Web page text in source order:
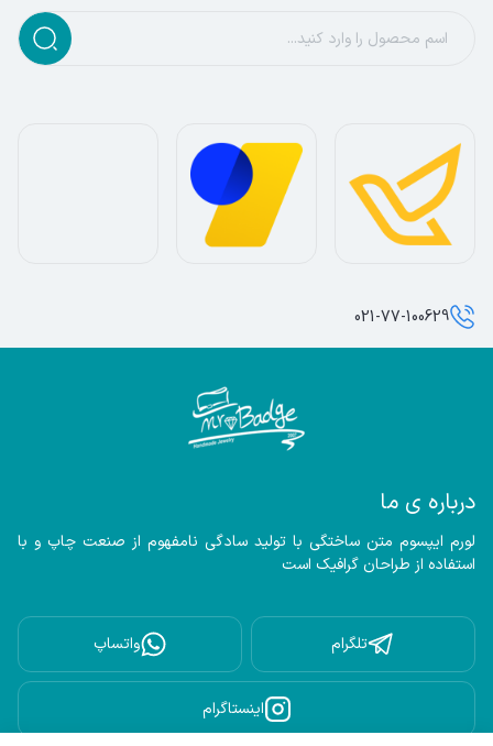
درباره ی ما
استفاده از طراحان گرافیک است
تلگرام واتساپ
اینستاگرام
021-77-100629